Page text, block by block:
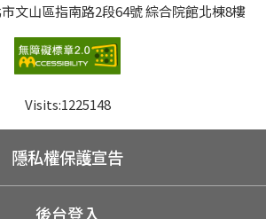
文山區指南路2段64號 綜合院館北棟8樓
Visits:1225148
隱私權保護宣告
後台登入